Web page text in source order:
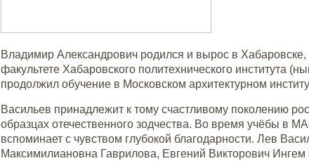
Владимир Александрович родился и вырос в Хабаровске,
факультете Хабаровского политехнического института
продолжил обучение в Московском архитектурном
Васильев принадлежит к тому счастливому поколению
образцах отечественного зодчества. Во время учёбы в
вспоминает с чувством глубокой благодарности. Лев
Максимилиановна Гаврилова, Евгений Викторович